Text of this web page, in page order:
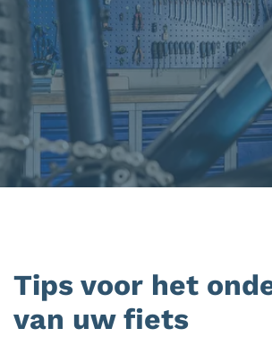
Tips voor het
van uw fiets